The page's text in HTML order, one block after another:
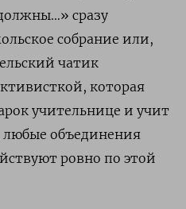
сразу
собрание или,
чатик
которая
учительнице и учит
любые объединения
ровно по этой